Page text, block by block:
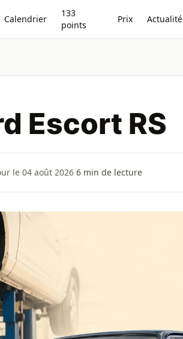
Calendrier
133
points
Prix Actualité
Escort RS
le 04 août 2026·6 min de lecture